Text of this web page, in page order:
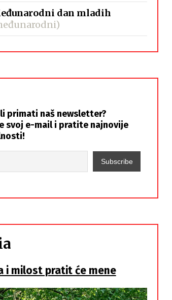
dan mladih
primati naš newsletter?
svoj e-mail i pratite najnovije
i milost pratit će mene